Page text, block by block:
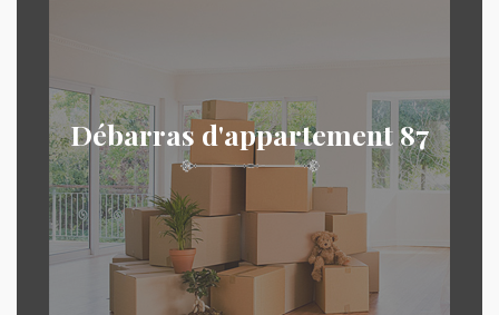
Débarras d'appartement 87